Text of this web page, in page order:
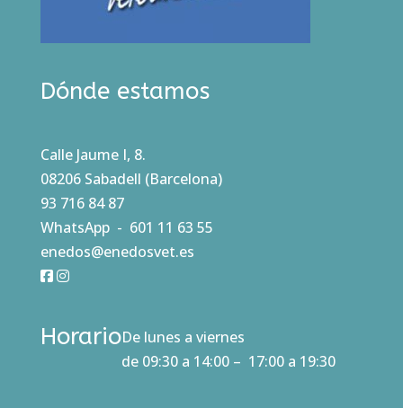
Dónde estamos
Calle Jaume I, 8.
08206 Sabadell (Barcelona)
93 716 84 87
WhatsApp - 601 11 63 55
enedos@enedosvet.es
HorarioDe lunes a viernes
de 09:30 a 14:00 – 17:00 a 19:30